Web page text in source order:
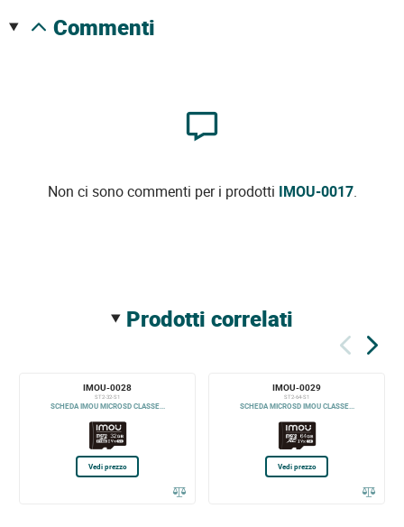
commenti
Non ci sono commenti per i prodotti IMOU-0017.
prodotti correlati
IMOU-0028
ST2-32-S1
SCHEDA IMOU MICROSD CLASSE...
Vedi prezzo
IMOU-0029
ST2-64-S1
SCHEDA MICROSD IMOU CLASSE...
Vedi prezzo